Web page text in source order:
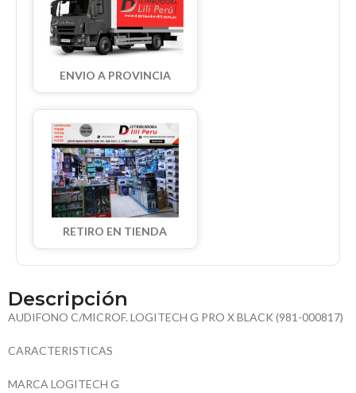
ENVIO A PROVINCIA
RETIRO EN TIENDA
Descripción
AUDIFONO C/MICROF. LOGITECH G PRO X BLACK (981-000817)
CARACTERISTICAS
MARCA LOGITECH G